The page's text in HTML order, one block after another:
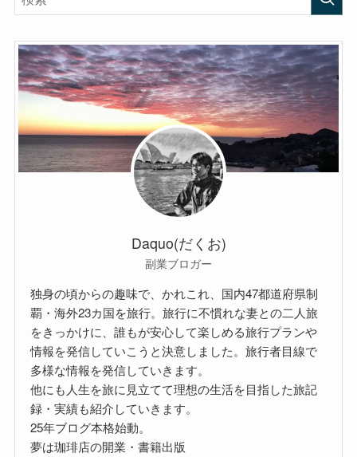
Daquo(だくお)
副業ブロガー
独身の頃からの趣味で、かれこれ、国内47都道府県制
覇・海外23カ国を旅行。旅行に不慣れな妻との二人旅
をきっかけに、誰もが安心して楽しめる旅行プランや
情報を発信していこうと決意しました。旅行者目線で
多様な情報を発信していきます。
他にも人生を旅に見立てて理想の生活を目指した旅記
録・実績も紹介していきます。
25年ブログ本格始動。
夢は珈琲店の開業・書籍出版